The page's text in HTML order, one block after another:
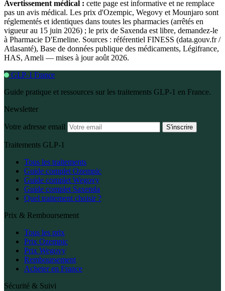
Avertissement médical : cette page est informative et ne remplace
pas un avis médical. Les prix d'Ozempic, Wegovy et Mounjaro sont
réglementés et identiques dans toutes les pharmacies (arrêtés en
vigueur au 15 juin 2026) ; le prix de Saxenda est libre, demandez-le
à Pharmacie D'Emeline. Sources : référentiel FINESS (data.gouv.fr /
Atlasanté), Base de données publique des médicaments, Légifrance,
HAS, Ameli — mises à jour août 2026.
GLP-1 France
Guide pratique et ressources sur les traitements GLP-1 en France.
Newsletter
Votre adresse email S'inscrire
Traitements GLP-1
Tous les traitements
Guide complet Ozempic
Guide complet Wegovy
Guide complet Saxenda
Quel traitement choisir ?
Prix & Remboursement
Tous les prix
Prix Ozempic
Prix Wegovy
Remboursement
Acheter en France
Sécurité & Suivi